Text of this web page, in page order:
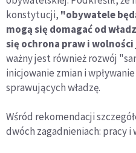
konstytucji, "obywatele
mogą się domagać od
się ochrona praw i
ważny jest również rozwój
inicjowanie zmian i
sprawujących władzę.
Wśród rekomendacji
dwóch zagadnieniach: pracy